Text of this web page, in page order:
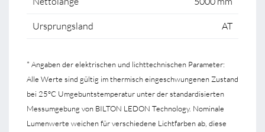
Ursprungsland AT
* Angaben der elektrischen und lichttechnischen Parameter:
Alle Werte sind gültig im thermisch eingeschwungenen Zustand
bei 25°C Umgebuntstemperatur unter der standardisierten
Messumgebung von BILTON LEDON Technology. Nominale
Lumenwerte weichen für verschiedene Lichtfarben ab, diese